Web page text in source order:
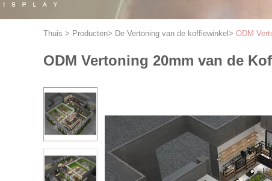
Thuis > Producten> De Vertoning van de koffiewinkel > ODM
ODM Vertoning 20mm van de